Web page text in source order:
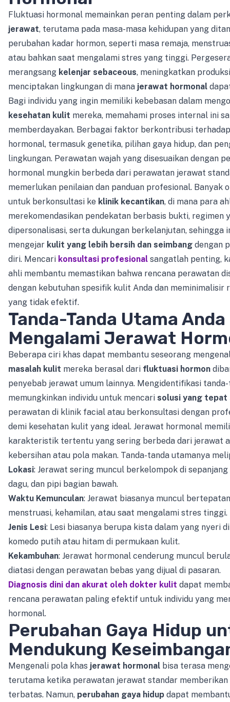
Fluktuasi hormonal memainkan peran penting dalam
jerawat, terutama pada masa-masa kehidupan yang
perubahan kadar hormon, seperti masa remaja,
atau bahkan saat mengalami stres yang tinggi.
merangsang kelenjar sebaceous, meningkatkan
menciptakan lingkungan di mana jerawat hormonal
Bagi individu yang ingin memiliki kebebasan dalam
kesehatan kulit mereka, memahami proses internal ini
memberdayakan. Berbagai faktor berkontribusi
hormonal, termasuk genetika, pilihan gaya hidup, dan
lingkungan. Perawatan wajah yang disesuaikan dengan
hormonal mungkin berbeda dari perawatan jerawat
memerlukan penilaian dan panduan profesional. Banyak
untuk berkonsultasi ke klinik kecantikan, di mana para
merekomendasikan pendekatan berbasis bukti, regimen
dipersonalisasi, serta dukungan berkelanjutan, sehingga
mengejar kulit yang lebih bersih dan seimbang dengan
diri. Mencari konsultasi profesional sangatlah penting,
ahli membantu memastikan bahwa rencana perawatan
dengan kebutuhan spesifik kulit Anda dan meminimalisir
yang tidak efektif.
Tanda-Tanda Utama Anda
Mengalami Jerawat
Beberapa ciri khas dapat membantu seseorang
masalah kulit mereka berasal dari fluktuasi hormon
penyebab jerawat umum lainnya. Mengidentifikasi
memungkinkan individu untuk mencari solusi yang tepat
perawatan di klinik facial atau berkonsultasi dengan
demi kesehatan kulit yang ideal. Jerawat hormonal
karakteristik tertentu yang sering berbeda dari jerawat
kebersihan atau pola makan. Tanda-tanda utamanya
Lokasi: Jerawat sering muncul berkelompok di
dagu, dan pipi bagian bawah.
Waktu Kemunculan: Jerawat biasanya muncul
menstruasi, kehamilan, atau saat mengalami stres tinggi.
Jenis Lesi: Lesi biasanya berupa kista dalam yang nyeri
komedo putih atau hitam di permukaan kulit.
Kekambuhan: Jerawat hormonal cenderung muncul
diatasi dengan perawatan bebas yang dijual di pasaran.
Diagnosis dini dan akurat oleh dokter kulit dapat
rencana perawatan paling efektif untuk individu yang
hormonal.
Perubahan Gaya Hidup
Mendukung
Mengenali pola khas jerawat hormonal bisa terasa
terutama ketika perawatan jerawat standar memberikan
terbatas. Namun, perubahan gaya hidup dapat